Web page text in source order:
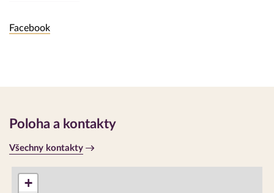
Facebook
Poloha a kontakty
Všechny kontakty
+